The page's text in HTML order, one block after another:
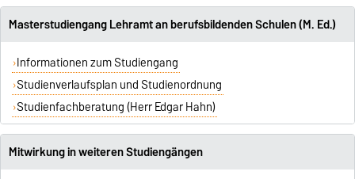
Masterstudiengang Lehramt an berufsbildenden Schulen (M. Ed.)
Informationen zum Studiengang
Studienverlaufsplan und Studienordnung
Studienfachberatung (Herr Edgar Hahn)
Mitwirkung in weiteren Studiengängen